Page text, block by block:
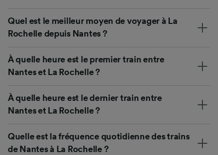
Quel est le meilleur moyen de voyager à La
Rochelle depuis Nantes ?
À quelle heure est le premier train entre
Nantes et La Rochelle ?
À quelle heure est le dernier train entre
Nantes et La Rochelle ?
Quelle est la fréquence quotidienne des trains
de Nantes à La Rochelle ?